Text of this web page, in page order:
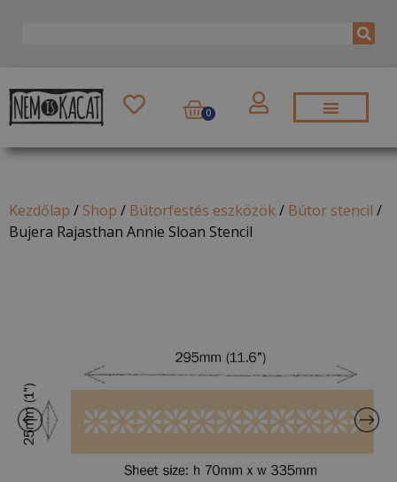
0
Kezdőlap / Shop / Bútorfestés eszközök/ Bútor stencil /
Bujera Rajasthan Annie Sloan Stencil